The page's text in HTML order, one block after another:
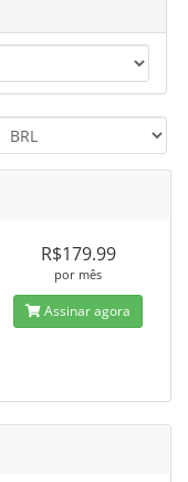
R$179.99
por mês
Assinar agora